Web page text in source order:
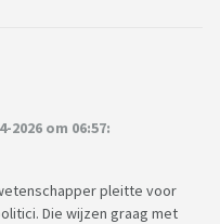
om 06:57:
pleitte voor
Die wijzen graag met